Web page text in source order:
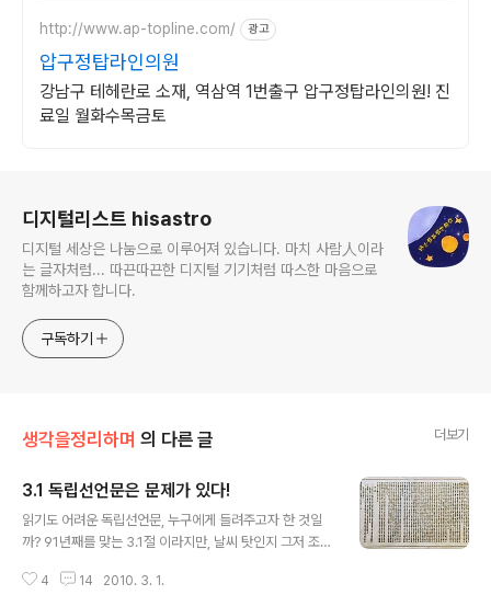
http://www.ap-topline.com/ 광고
압구정탑라인의원
강남구 테헤란로 소재, 역삼역 1번출구 압구정탑라인의원! 진
료일 월화수목금토
디지털리스트 hisastro
디지털 세상은 나눔으로 이루어져 있습니다. 마치 사람人이라
는 글자처럼... 따끈따끈한 디지털 기기처럼 따스한 마음으로
함께하고자 합니다.
구독하기
생각을정리하며 의 다른 글 더보기
3.1 독립선언문은 문제가 있다!
읽기도 어려운 독립선언문, 누구에게 들려주고자 한 것일
까? 91년째를 맞는 3.1절 이라지만, 날씨 탓인지 그저 조용
그동안도 별 생각없이 그저 하루 쉬는 날 정도로 의미가 퇴
4 14 2010. 3. 1.